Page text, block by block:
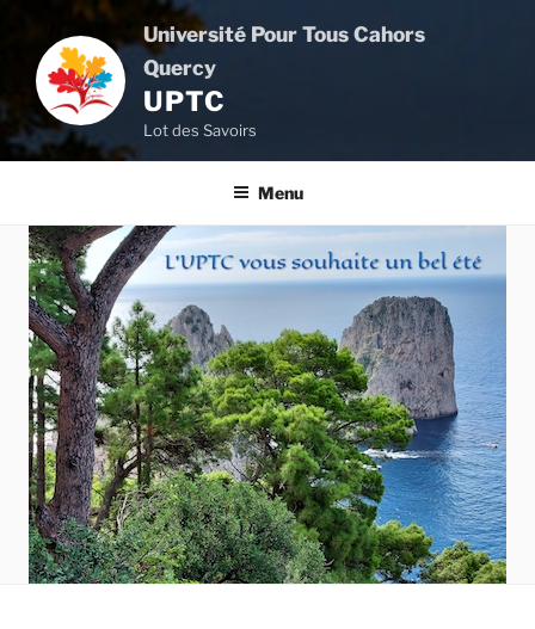
contenu
principal
Université Pour Tous Cahors
Quercy
UPTC
Lot des Savoirs
Menu